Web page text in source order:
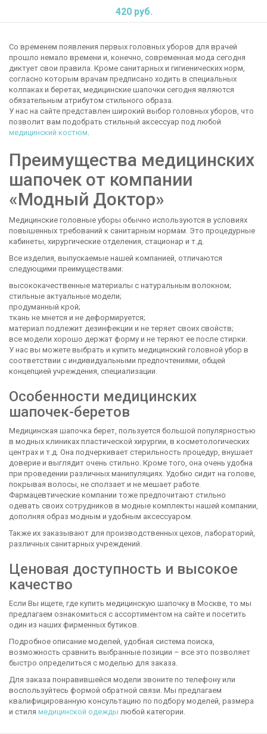
420 руб.
Со временем появления первых головных уборов для врачей
прошло немало времени и, конечно, современная мода сегодня
диктует свои правила. Кроме санитарных и гигиенических норм,
согласно которым врачам предписано ходить в специальных
колпаках и беретах, медицинские шапочки сегодня являются
обязательным атрибутом стильного образа.
У нас на сайте представлен широкий выбор головных уборов, что
позволит вам подобрать стильный аксессуар под любой
медицинский костюм
Преимущества медицинских
шапочек от компании
«Модный Доктор»
Медицинские головные уборы обычно используются в условиях
повышенных требований к санитарным нормам. Это процедурные
кабинеты, хирургические отделения, стационар и т.д.
Все изделия, выпускаемые нашей компанией, отличаются
следующими преимуществами:
высококачественные материалы с натуральным волокном;
стильные актуальные модели;
продуманный крой;
ткань не мнется и не деформируется;
материал подлежит дезинфекции и не теряет своих свойств;
все модели хорошо держат форму и не теряют ее после стирки.
У нас вы можете выбрать и купить медицинский головной убор в
соответствии с индивидуальными предпочтениями, общей
концепцией учреждения, специализации.
Особенности медицинских
шапочек-беретов
Медицинская шапочка берет, пользуется большой популярностью
в модных клиниках пластической хирургии, в косметологических
центрах и т.д. Она подчеркивает стерильность процедур, внушает
доверие и выглядит очень стильно. Кроме того, она очень удобна
при проведении различных манипуляциях. Удобно сидит на голове,
покрывая волосы, не сползает и не мешает работе.
Фармацевтические компании тоже предпочитают стильно
одевать своих сотрудников в модные комплекты нашей компании,
дополняя образ модным и удобным аксессуаром.
Также их заказывают для производственных цехов, лабораторий,
различных санитарных учреждений.
Ценовая доступность и высокое
качество
Если Вы ищете, где купить медицинскую шапочку в Москве, то мы
предлагаем ознакомиться с ассортиментом на сайте и посетить
один из наших фирменных бутиков.
Подробное описание моделей, удобная система поиска,
возможность сравнить выбранные позиции – все это позволяет
быстро определиться с моделью для заказа.
Для заказа понравившейся модели звоните по телефону или
воспользуйтесь формой обратной связи. Мы предлагаем
квалифицированную консультацию по подбору моделей, размера
и стиля медицинской одежды любой категории.